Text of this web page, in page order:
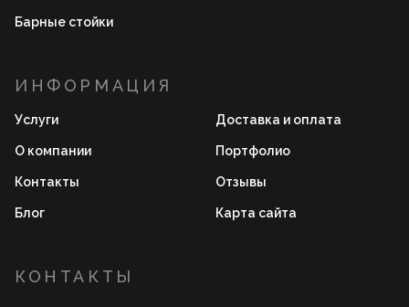
Барные стойки
ИНФОРМАЦИЯ
Услуги Доставка и оплата
О компании Портфолио
Контакты Отзывы
Блог Карта сайта
КОНТАКТЫ